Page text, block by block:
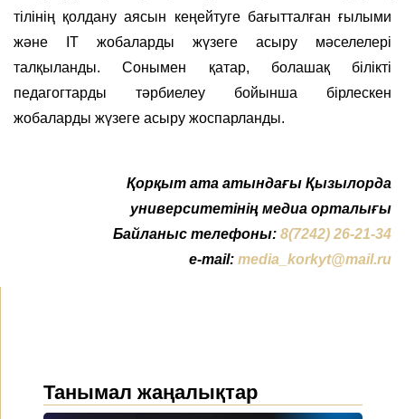
тілінің қолдану аясын кеңейтуге бағытталған ғылыми
және IT жобаларды жүзеге асыру мәселелері
талқыланды. Сонымен қатар, болашақ білікті
педагогтарды тәрбиелеу бойынша бірлескен
жобаларды жүзеге асыру жоспарланды.
Қорқыт ата атындағы Қызылорда
университетінің медиа орталығы
Байланыс телефоны: 8(7242) 26-21-34
e-mail: media_korkyt@mail.ru
Танымал жаңалықтар